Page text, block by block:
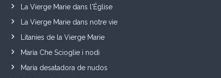
La Vierge Marie dans l'Église
La Vierge Marie dans notre vie
Litanies de la Vierge Marie
Maria Che Scioglie i nodi
María desatadora de nudos